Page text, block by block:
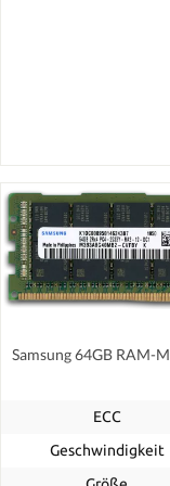
Samsung 64GB RAM-
ECC
Geschwindigkeit